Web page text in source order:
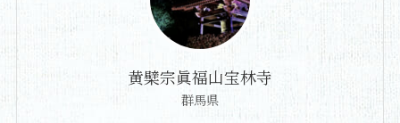
黄檗宗眞福山宝林寺
群馬県